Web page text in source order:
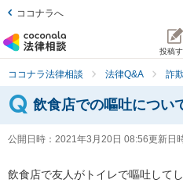
ココナラへ
投稿
ココナラ法律相談 法律Q&A 詐
飲食店での嘔吐につい
公開日時： 2021年3月20日 08:56更新日
飲食店で友人がトイレで嘔吐して